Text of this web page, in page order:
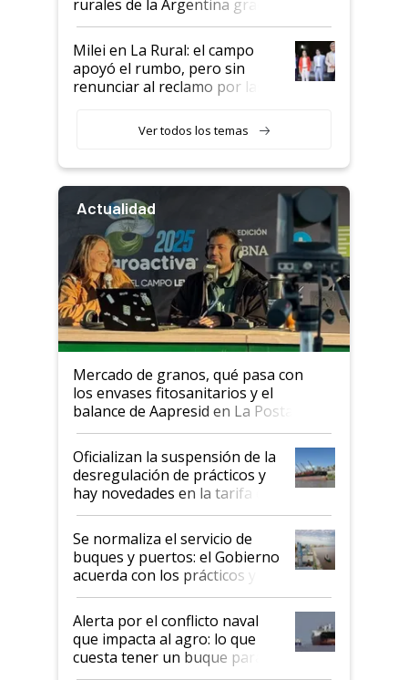
rurales de la Argentina gracias
a un acuerdo con Starlink
Milei en La Rural: el campo
apoyó el rumbo, pero sin
renunciar al reclamo por las
Ver todos los temas
Actualidad
Mercado de granos, qué pasa con
los envases fitosanitarios y el
balance de Aapresid en La Posta
Oficializan la suspensión de la
desregulación de prácticos y
hay novedades en la tarifa de
la hidrovía
Se normaliza el servicio de
buques y puertos: el Gobierno
acuerda con los prácticos y
suspende el decreto de
desregulación
Alerta por el conflicto naval
que impacta al agro: lo que
cuesta tener un buque parado
y el peligro de que Argentina